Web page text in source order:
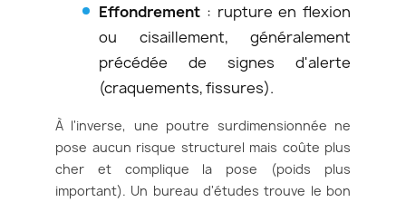
Effondrement : rupture en flexion
ou cisaillement, généralement
précédée de signes d'alerte
(craquements, fissures).
À l'inverse, une poutre surdimensionnée ne
pose aucun risque structurel mais coûte plus
cher et complique la pose (poids plus
important). Un bureau d'études trouve le bon